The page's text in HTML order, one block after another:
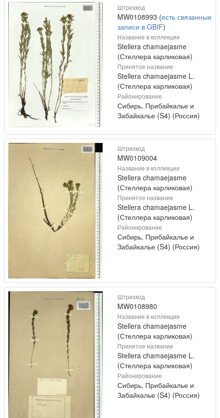
Штрихкод
MW0108993 (есть связанные
записи в GBIF)
Название в коллекции
Stellera chamaejasme
(Стеллера карликовая)
Принятое название
Stellera chamaejasme L.
(Стеллера карликовая)
Районирование
Сибирь, Прибайкалье и
Забайкалье (S4) (Россия)
Штрихкод
MW0109004
Название в коллекции
Stellera chamaejasme
(Стеллера карликовая)
Принятое название
Stellera chamaejasme L.
(Стеллера карликовая)
Районирование
Сибирь, Прибайкалье и
Забайкалье (S4) (Россия)
Штрихкод
MW0108980
Название в коллекции
Stellera chamaejasme
(Стеллера карликовая)
Принятое название
Stellera chamaejasme L.
(Стеллера карликовая)
Районирование
Сибирь, Прибайкалье и
Забайкалье (S4) (Россия)